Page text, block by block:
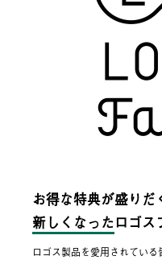
お得な特典が盛りだ
新しくなった ロゴス
ロゴス製品を愛用されてい